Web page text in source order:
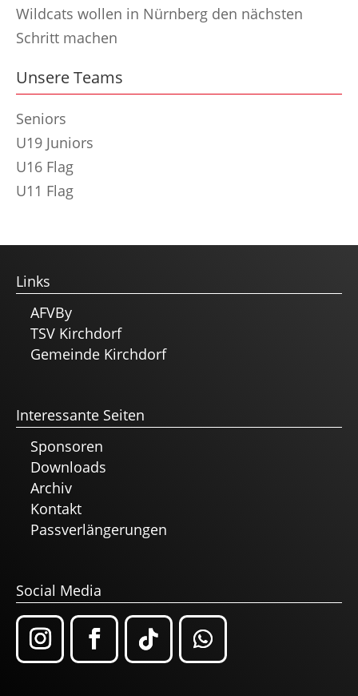
Wildcats wollen in Nürnberg den nächsten
Schritt machen
Unsere Teams
Seniors
U19 Juniors
U16 Flag
U11 Flag
Links
AFVBy
TSV Kirchdorf
Gemeinde Kirchdorf
Interessante Seiten
Sponsoren
Downloads
Archiv
Kontakt
Passverlängerungen
Social Media